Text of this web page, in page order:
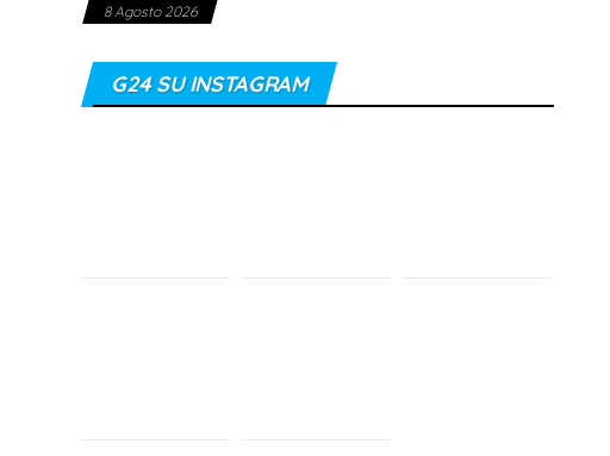
8 Agosto 2026
G24 SU INSTAGRAM